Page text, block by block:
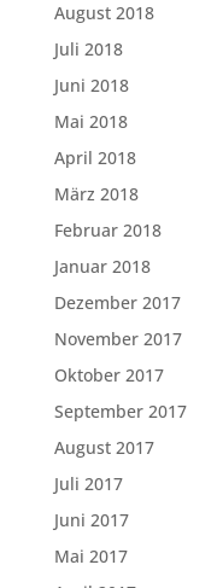
August 2018
Juli 2018
Juni 2018
Mai 2018
April 2018
März 2018
Februar 2018
Januar 2018
Dezember 2017
November 2017
Oktober 2017
September 2017
August 2017
Juli 2017
Juni 2017
Mai 2017